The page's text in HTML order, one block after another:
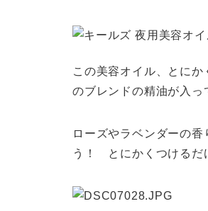
この美容オイル、とにか
のブレンドの精油が入っ
ローズやラベンダーの
う！ とにかくつけるだ